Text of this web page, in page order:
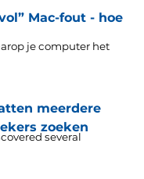
Mac-fout - hoe
je computer het
meerdere
zoeken
several